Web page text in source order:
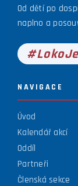
Od dětí po
naplno a
NAVIGACE
Úvod
Kalendář akcí
Oddíl
Partneři
Členská sekce